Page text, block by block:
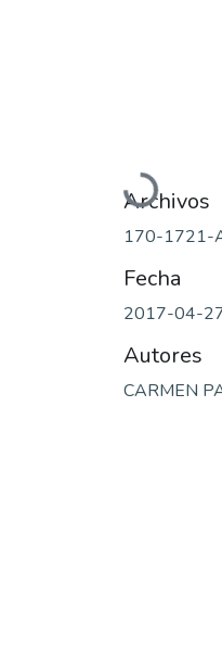
Cargando...
Archivos
170-1721-
Fecha
2017-04-
Autores
CARMEN